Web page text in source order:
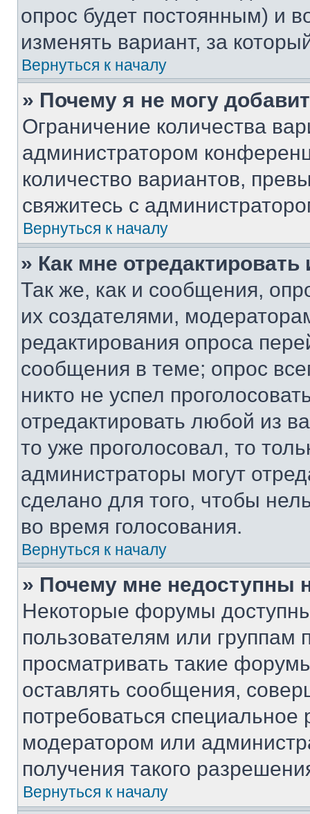
опрос будет постоянным) и
изменять вариант, за
Вернуться к началу
» Почему я не могу
Ограничение количества
администратором
количество вариантов,
свяжитесь с
Вернуться к началу
» Как мне
Так же, как и сообщения,
их создателями,
редактирования опроса
сообщения в теме; опрос
никто не успел
отредактировать любой из
то уже проголосовал, то
администраторы могут
сделано для того, чтобы
во время голосования.
Вернуться к началу
» Почему мне недоступны
Некоторые форумы
пользователям или группам
просматривать такие
оставлять сообщения,
потребоваться
модератором или
получения такого
Вернуться к началу